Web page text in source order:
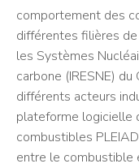
comportement des
différentes filières
les Systèmes
carbone (IRESNE)
différents acteurs
plateforme logicielle
combustibles
entre le combustible